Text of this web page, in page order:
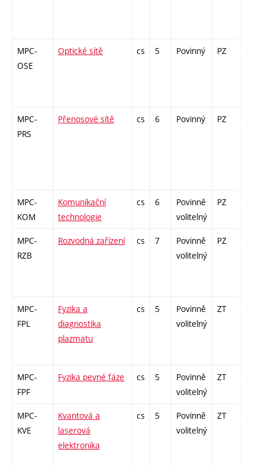
MPC-
OSE
Optické sítě cs 5 Povinný PZ
MPC-
PRS
Přenosové sítě cs 6 Povinný PZ
MPC-
KOM
Komunikační
technologie
cs 6
Povinně
volitelný
PZ
MPC-
RZB
Rozvodná zařízení cs 7
Povinně
volitelný
PZ
MPC-
FPL
Fyzika a
diagnostika
plazmatu
cs 5
Povinně
volitelný
ZT
MPC-
FPF
Fyzika pevné fáze cs 5
Povinně
volitelný
ZT
MPC-
KVE
Kvantová a
laserová
elektronika
cs 5
Povinně
volitelný
ZT